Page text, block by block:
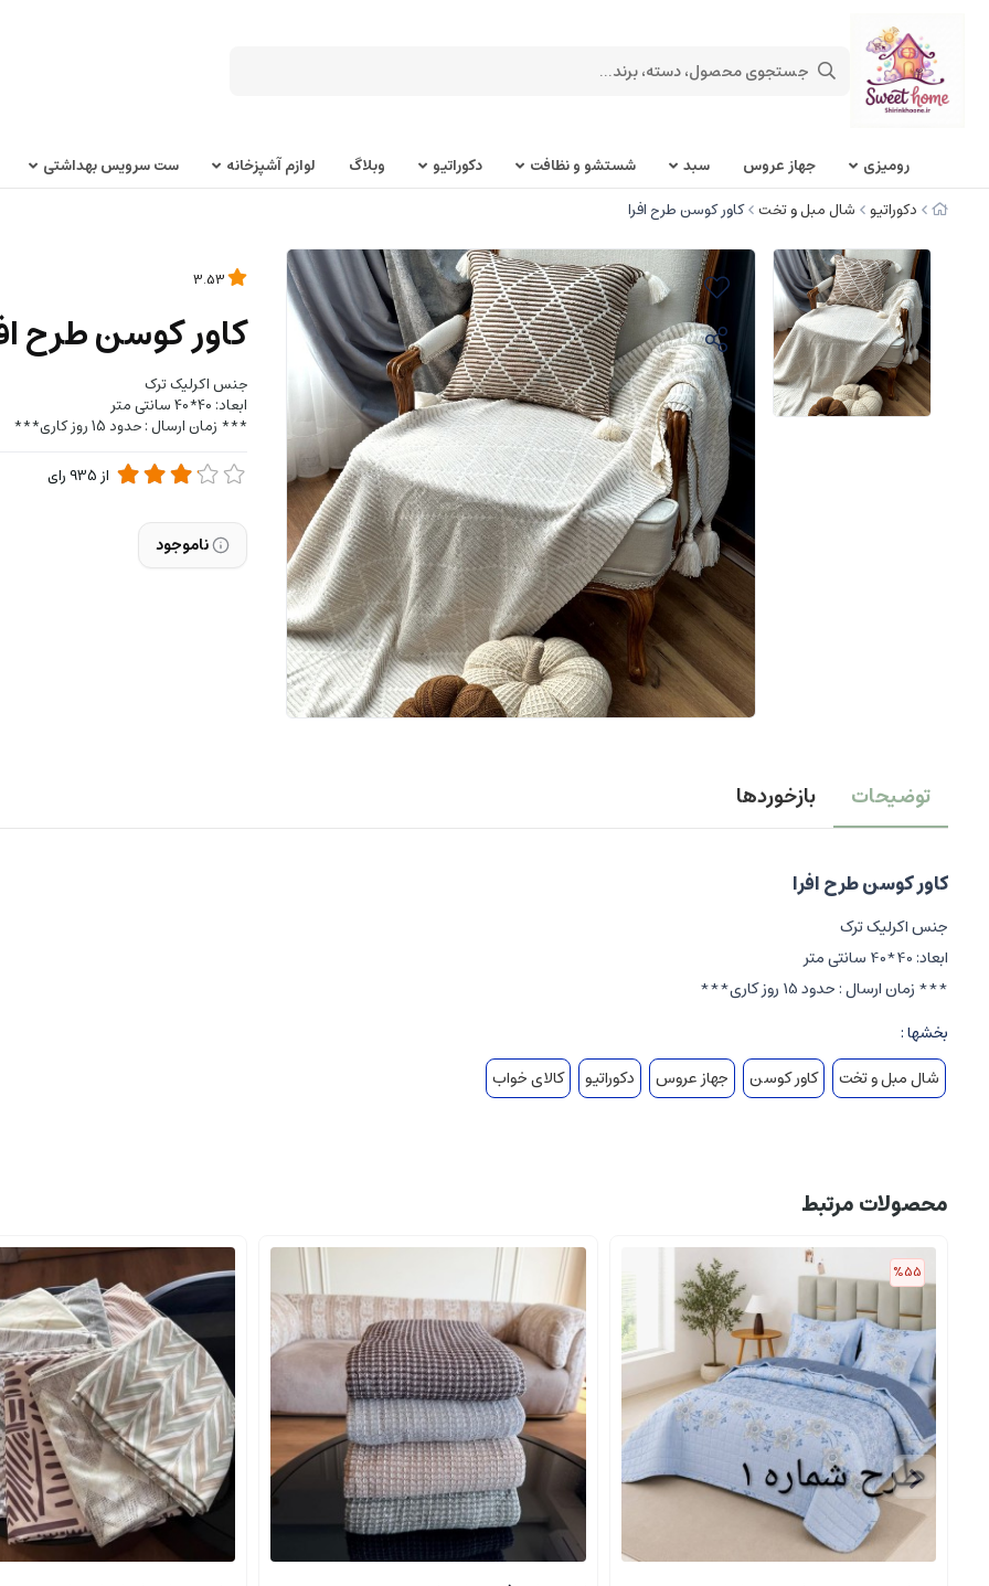
روميزی جهاز عروس سبد شستشو و نظافت دکوراتیو وبلاگ لوازم آشپزخانه
ست سرویس بهداشتی
دکوراتیو
شال مبل و تخت کاور کوسن طرح افرا
کاور کوسن طرح
جنس اکرلیک ترک
ابعاد: 40*40 سانتی متر
*** زمان ارسال : حدود 15 روز کاری***
از935رای
ناموجود
توضیحات بازخوردها
کاور کوسن طرح افرا
جنس اکرلیک ترک
ابعاد: 40*40 سانتی متر
*** زمان ارسال : حدود 15 روز کاری***
بخشها :
شال مبل و تخت
کاور کوسن جهاز عروس دکوراتیو کالای خواب
محصولات مرتبط
%55